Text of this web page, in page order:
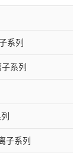
系列
系列
子系列